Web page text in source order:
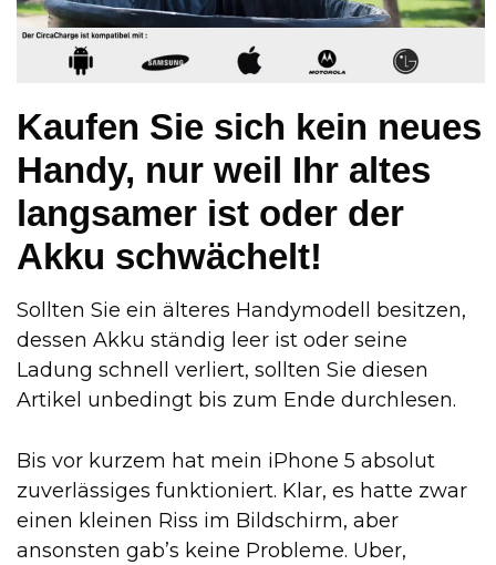
Kaufen Sie sich kein neues
Handy, nur weil Ihr altes
langsamer ist oder der
Akku schwächelt!
Sollten Sie ein älteres Handymodell besitzen,
dessen Akku ständig leer ist oder seine
Ladung schnell verliert, sollten Sie diesen
Artikel unbedingt bis zum Ende durchlesen.
Bis vor kurzem hat mein iPhone 5 absolut
zuverlässiges funktioniert. Klar, es hatte zwar
einen kleinen Riss im Bildschirm, aber
ansonsten gab’s keine Probleme. Uber,